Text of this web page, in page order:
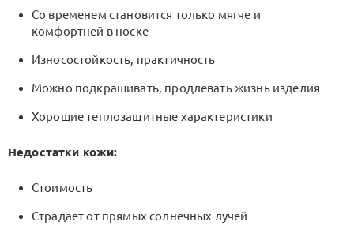
Со временем становится только мягче и
комфортней в носке
Износостойкость, практичность
Можно подкрашивать, продлевать жизнь изделия
Хорошие теплозащитные характеристики
Недостатки кожи:
Стоимость
Страдает от прямых солнечных лучей